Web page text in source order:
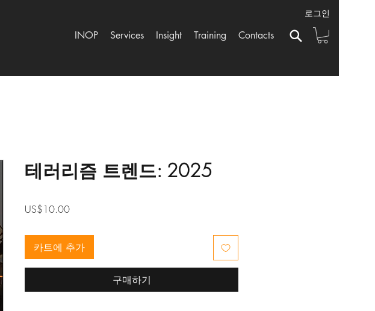
로그인
INOP Services Insight Training Contacts
테러리즘 트렌드: 2025
US$10.00가
카트에 추가
구매하기